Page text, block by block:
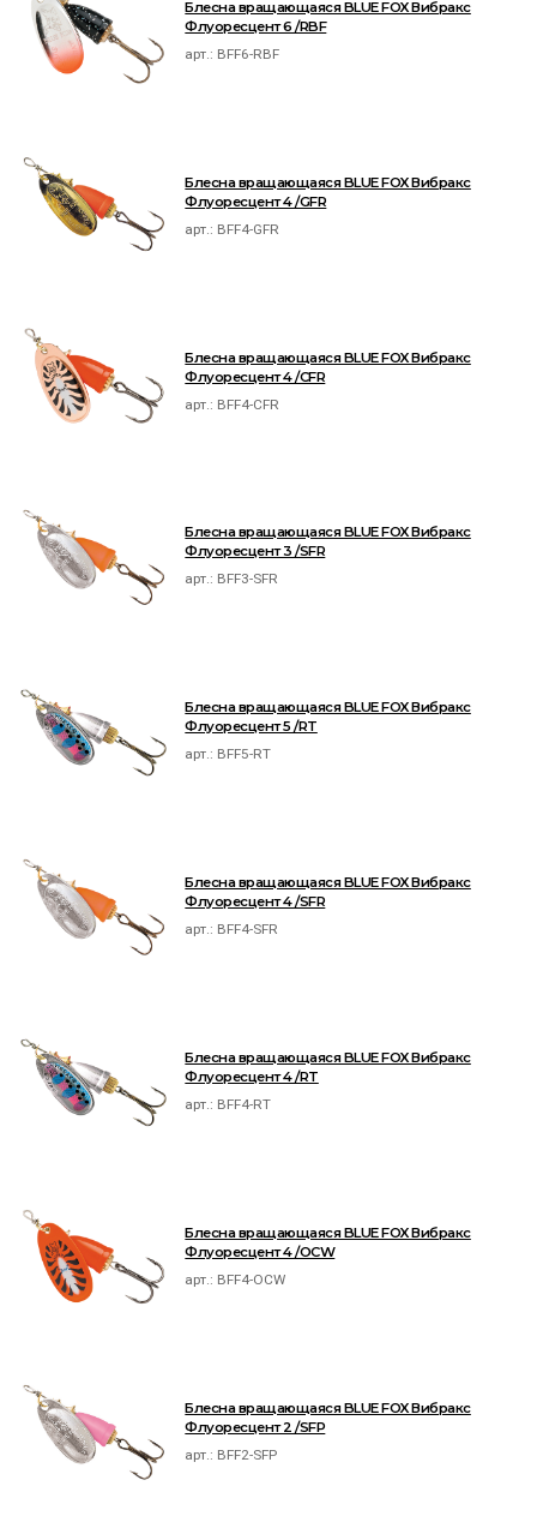
Блесна вращающаяся BLUE FOX Вибракс
Флуоресцент 6 /RBF
арт.: BFF6-RBF
Блесна вращающаяся BLUE FOX Вибракс
Флуоресцент 4 /GFR
арт.: BFF4-GFR
Блесна вращающаяся BLUE FOX Вибракс
Флуоресцент 4 /CFR
арт.: BFF4-CFR
Блесна вращающаяся BLUE FOX Вибракс
Флуоресцент 3 /SFR
арт.: BFF3-SFR
Блесна вращающаяся BLUE FOX Вибракс
Флуоресцент 5 /RT
арт.: BFF5-RT
Блесна вращающаяся BLUE FOX Вибракс
Флуоресцент 4 /SFR
арт.: BFF4-SFR
Блесна вращающаяся BLUE FOX Вибракс
Флуоресцент 4 /RT
арт.: BFF4-RT
Блесна вращающаяся BLUE FOX Вибракс
Флуоресцент 4 /OCW
арт.: BFF4-OCW
Блесна вращающаяся BLUE FOX Вибракс
Флуоресцент 2 /SFP
арт.: BFF2-SFP